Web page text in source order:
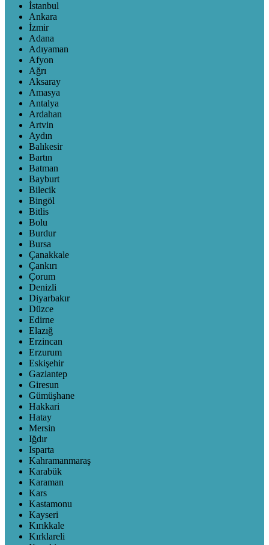
İstanbul
Ankara
İzmir
Adana
Adıyaman
Afyon
Ağrı
Aksaray
Amasya
Antalya
Ardahan
Artvin
Aydın
Balıkesir
Bartın
Batman
Bayburt
Bilecik
Bingöl
Bitlis
Bolu
Burdur
Bursa
Çanakkale
Çankırı
Çorum
Denizli
Diyarbakır
Düzce
Edirne
Elazığ
Erzincan
Erzurum
Eskişehir
Gaziantep
Giresun
Gümüşhane
Hakkari
Hatay
Mersin
Iğdır
Isparta
Kahramanmaraş
Karabük
Karaman
Kars
Kastamonu
Kayseri
Kırıkkale
Kırklareli